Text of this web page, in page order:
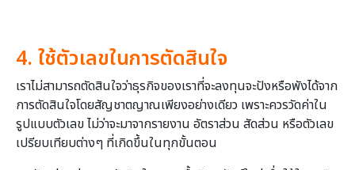
4. ใช้ตัวเลขในการตัดสินใจ
เราไม่สามารถตัดสินใจว่าธุรกิจของเราที่จะลงทุนจะปังหรือพังได้จาก
การตัดสินใจโดยสัญชาตญาณเพียงอย่างเดียว เพราะควรวัดค่าใน
รูปแบบตัวเลข ไม่ว่าจะมาจากรายงาน อัตราส่วน สัดส่วน หรือตัวเลข
เปรียบเทียบต่างๆ ที่เกิดขึ้นในทุกขั้นตอน